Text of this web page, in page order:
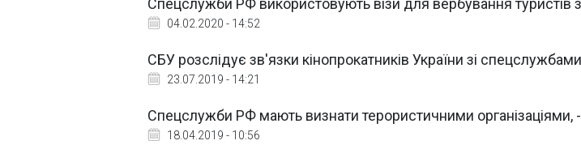
Спецслужби РФ використовують візи для вербування туристів з
04.02.2020 - 14:52
СБУ розслідує зв'язки кінопрокатників України зі
23.07.2019 - 14:21
Спецслужби РФ мають визнати терористичними організаціями,
18.04.2019 - 10:56